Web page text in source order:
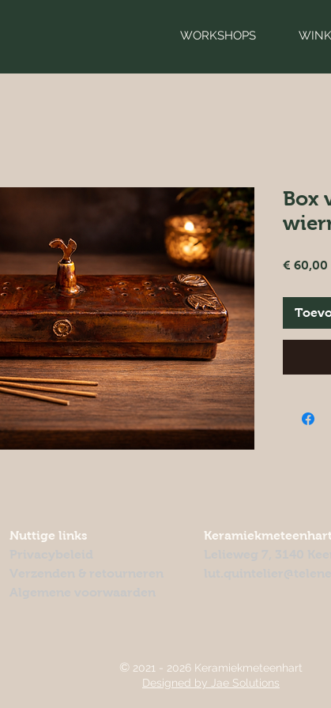
WORKSHOPS
Box
€ 60,00
Nuttige links
© 2021 - 2026 Keramiekmeteenhart
Designed by Jae Solutions